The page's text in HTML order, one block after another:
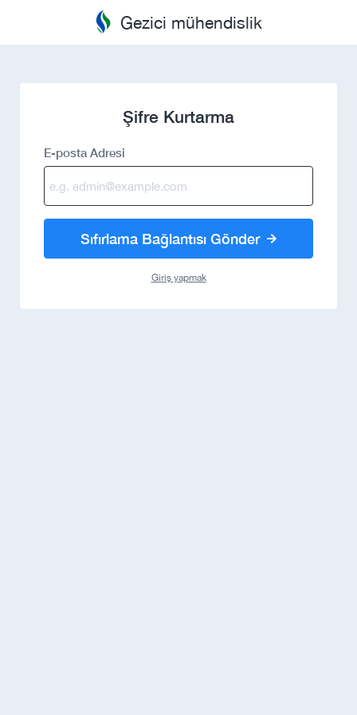
Gezici mühendislik
Şifre Kurtarma
E-posta Adresi
Sıfırlama Bağlantısı Gönder
Giriş yapmak